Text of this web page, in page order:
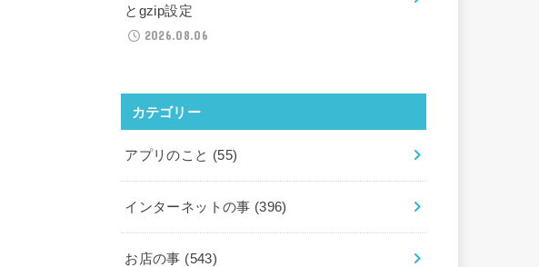
とgzip設定
2026.08.06
カテゴリー
アプリのこと (55)
インターネットの事 (396)
お店の事 (543)